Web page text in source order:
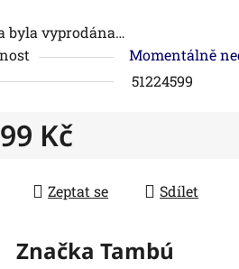
byla vyprodána…
Momentálně
51224599
Kč
Zeptat se Sdílet
Značka Tambú